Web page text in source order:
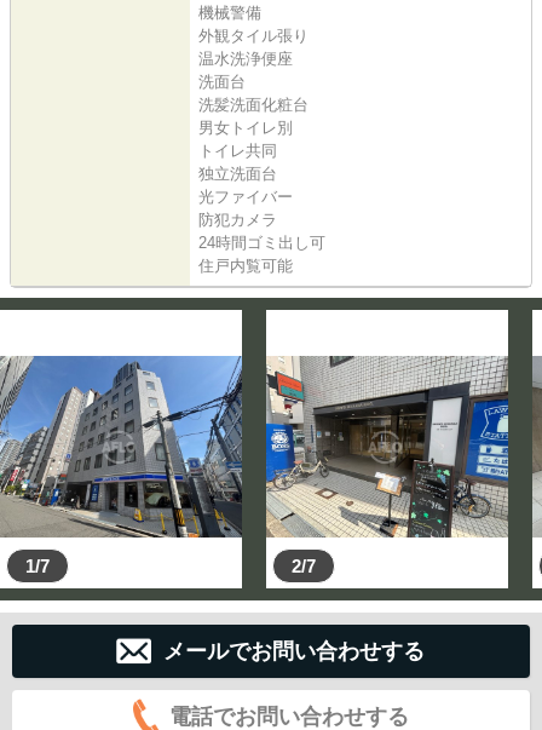
機械警備
外観タイル張り
温水洗浄便座
洗面台
洗髪洗面化粧台
男女トイレ別
トイレ共同
独立洗面台
光ファイバー
防犯カメラ
24時間ゴミ出し可
住戸内覧可能
1/7 2/7
メールでお問い合わせする
電話でお問い合わせする